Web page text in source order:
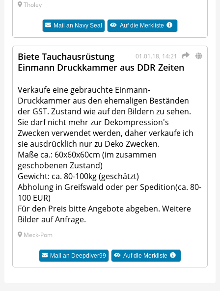
Tholey
Mail an Navy Seal Auf die Merkliste
01.01.18, 14:21
Biete Tauchausrüstung
Einmann Druckkammer aus DDR Zeiten
Verkaufe eine gebrauchte Einmann-
Druckkammer aus den ehemaligen Beständen
der GST. Zustand wie auf den Bildern zu sehen.
Sie darf nicht mehr zur Dekompression's
Zwecken verwendet werden, daher verkaufe ich
sie ausdrücklich nur zu Deko Zwecken.
Maße ca.: 60x60x60cm (im zusammen
geschobenen Zustand)
Gewicht: ca. 80-100kg (geschätzt)
Abholung in Greifswald oder per Spedition(ca. 80-
100 EUR)
Für den Preis bitte Angebote abgeben. Weitere
Bilder auf Anfrage.
Meck-Pom
Mail an Deepdiver99 Auf die Merkliste